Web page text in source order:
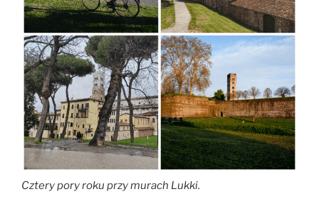
Cztery pory roku przy murach Lukki.